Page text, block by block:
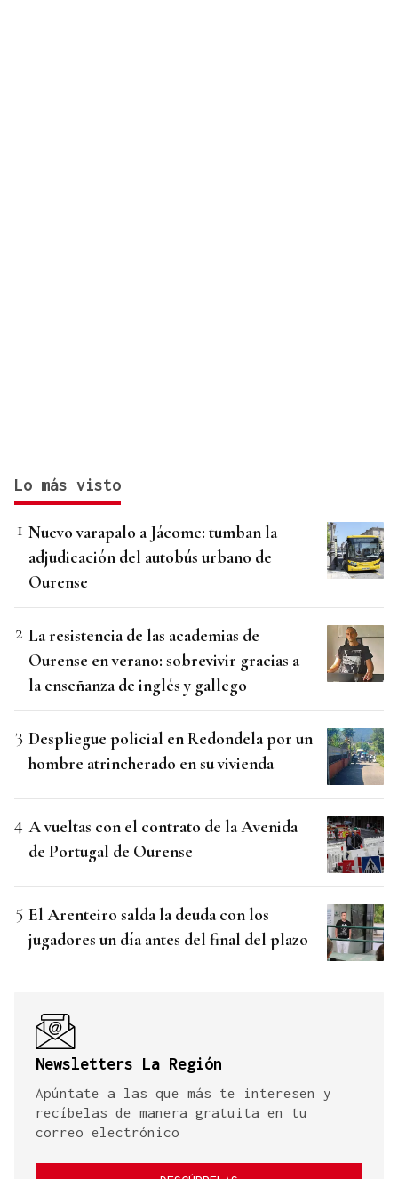
Lo más visto
Nuevo varapalo a Jácome: tumban la
adjudicación del autobús urbano de
Ourense
La resistencia de las academias de
Ourense en verano: sobrevivir gracias a
la enseñanza de inglés y gallego
Despliegue policial en Redondela por un
hombre atrincherado en su vivienda
A vueltas con el contrato de la Avenida
de Portugal de Ourense
El Arenteiro salda la deuda con los
jugadores un día antes del final del plazo
Newsletters La Región
Apúntate a las que más te interesen y
recíbelas de manera gratuita en tu
correo electrónico